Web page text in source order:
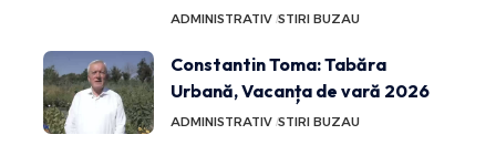
ADMINISTRATIV STIRI BUZAU
Constantin Toma: Tabăra
Urbană, Vacanța de vară 2026
ADMINISTRATIV STIRI BUZAU